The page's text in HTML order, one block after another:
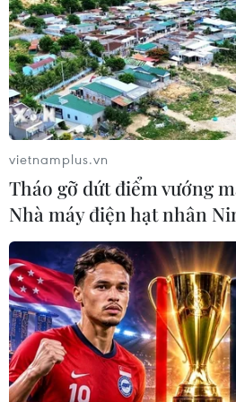
dừng biện pháp này.
Nhân viên y tế tiêm vaccine ngừa
Ishoj, Đan Mạch. (Ảnh:
Thủ tướng Mette
vietnamplus.vn
Tháo gỡ dứt điểm vướng
Nhà máy điện hạt nhân